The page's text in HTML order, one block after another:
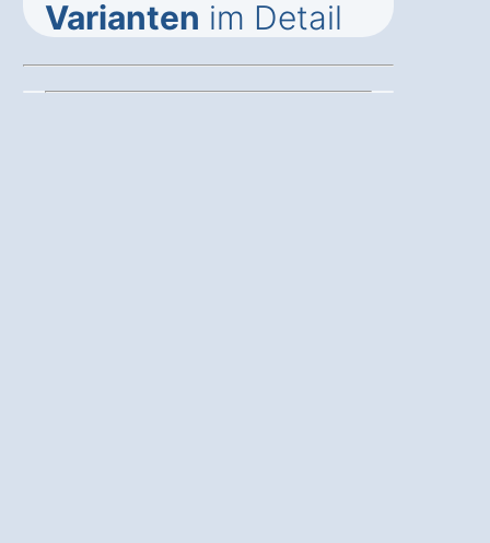
Varianten im Detail